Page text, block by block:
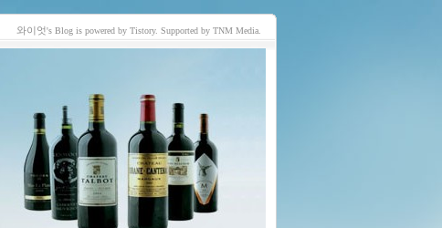
와이엇's Blog is powered by Tistory. Supported by TNM Media.